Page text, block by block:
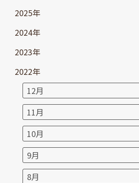
2025年
2024年
2023年
2022年
12月
11月
10月
9月
8月